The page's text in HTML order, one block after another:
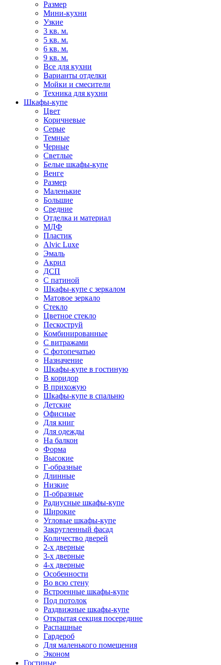
Размер
Мини-кухни
Узкие
3 кв. м.
5 кв. м.
6 кв. м.
9 кв. м.
Все для кухни
Варианты отделки
Мойки и смесители
Техника для кухни
Шкафы-купе
Цвет
Коричневые
Серые
Темные
Черные
Светлые
Белые шкафы-купе
Венге
Размер
Маленькие
Большие
Средние
Отделка и материал
МДФ
Пластик
Alvic Luxe
Эмаль
Акрил
ДСП
С патиной
Шкафы-купе с зеркалом
Матовое зеркало
Стекло
Цветное стекло
Пескоструй
Комбинированные
С витражами
С фотопечатью
Назначение
Шкафы-купе в гостиную
В коридор
В прихожую
Шкафы-купе в спальню
Детские
Офисные
Для книг
Для одежды
На балкон
Форма
Высокие
Г-образные
Длинные
Низкие
П-образные
Радиусные шкафы-купе
Широкие
Угловые шкафы-купе
Закругленный фасад
Количество дверей
2-х дверные
3-х дверные
4-х дверные
Особенности
Во всю стену
Встроенные шкафы-купе
Под потолок
Раздвижные шкафы-купе
Открытая секция посередине
Распашные
Гардероб
Для маленького помещения
Эконом
Гостиные